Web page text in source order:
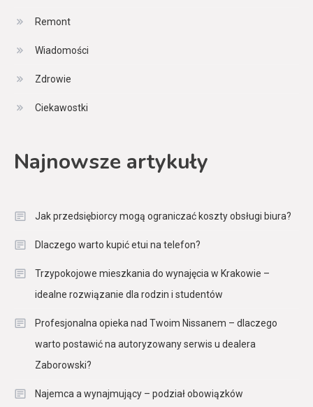
Remont
Wiadomości
Zdrowie
Ciekawostki
Najnowsze artykuły
Jak przedsiębiorcy mogą ograniczać koszty obsługi biura?
Dlaczego warto kupić etui na telefon?
Trzypokojowe mieszkania do wynajęcia w Krakowie –
idealne rozwiązanie dla rodzin i studentów
Profesjonalna opieka nad Twoim Nissanem – dlaczego
warto postawić na autoryzowany serwis u dealera
Zaborowski?
Najemca a wynajmujący – podział obowiązków